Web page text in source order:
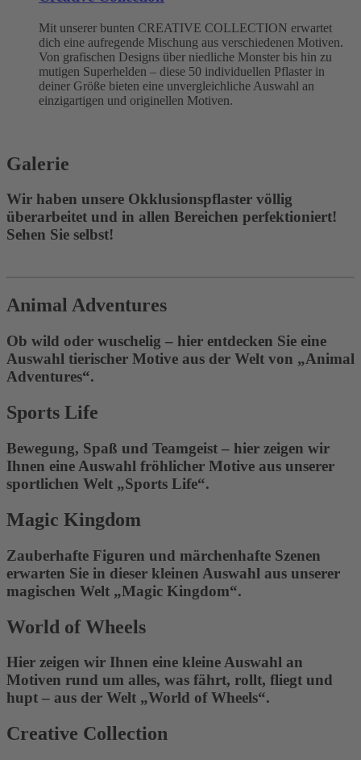
Mit unserer bunten CREATIVE COLLECTION erwartet
dich eine aufregende Mischung aus verschiedenen Motiven.
Von grafischen Designs über niedliche Monster bis hin zu
mutigen Superhelden – diese 50 individuellen Pflaster in
deiner Größe bieten eine unvergleichliche Auswahl an
einzigartigen und originellen Motiven.
Galerie
Wir haben unsere Okklusionspflaster völlig
überarbeitet und in allen Bereichen perfektioniert!
Sehen Sie selbst!
Animal Adventures
Ob wild oder wuschelig – hier entdecken Sie eine
Auswahl tierischer Motive aus der Welt von „Animal
Adventures“.
Sports Life
Bewegung, Spaß und Teamgeist – hier zeigen wir
Ihnen eine Auswahl fröhlicher Motive aus unserer
sportlichen Welt „Sports Life“.
Magic Kingdom
Zauberhafte Figuren und märchenhafte Szenen
erwarten Sie in dieser kleinen Auswahl aus unserer
magischen Welt „Magic Kingdom“.
World of Wheels
Hier zeigen wir Ihnen eine kleine Auswahl an
Motiven rund um alles, was fährt, rollt, fliegt und
hupt – aus der Welt „World of Wheels“.
Creative Collection